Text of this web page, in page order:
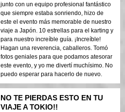
junto con un equipo profesional fantástico
que siempre estaba sonriendo, hizo de
este el evento más memorable de nuestro
viaje a Japón. 10 estrellas para el karting y
para nuestro increíble guía. ¡Increíble!
Hagan una reverencia, caballeros. Tomó
fotos geniales para que podamos atesorar
este evento, y yo me divertí muchísimo. No
puedo esperar para hacerlo de nuevo.
NO TE PIERDAS ESTO EN TU
VIAJE A TOKIO!!